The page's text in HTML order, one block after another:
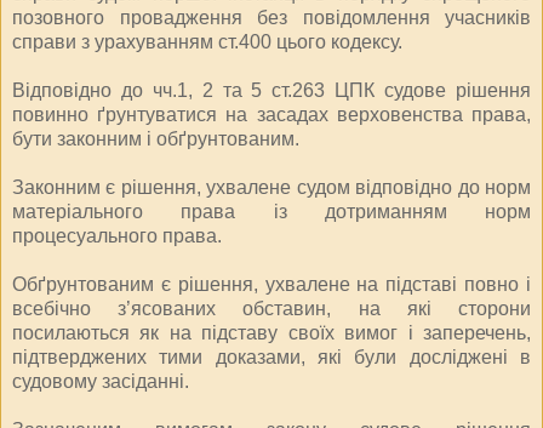
позовного провадження без повідомлення учасників
справи з урахуванням ст.400 цього кодексу.
Відповідно до чч.1, 2 та 5 ст.263 ЦПК судове рішення
повинно ґрунтуватися на засадах верховенства права,
бути законним і обґрунтованим.
Законним є рішення, ухвалене судом відповідно до норм
матеріального права із дотриманням норм
процесуального права.
Обґрунтованим є рішення, ухвалене на підставі повно і
всебічно з’ясованих обставин, на які сторони
посилаються як на підставу своїх вимог і заперечень,
підтверджених тими доказами, які були досліджені в
судовому засіданні.